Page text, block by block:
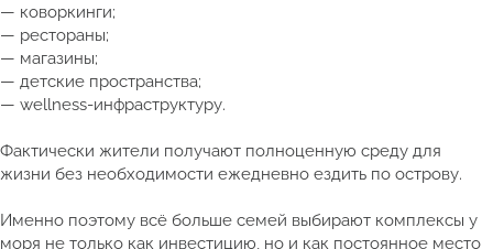
— коворкинги;
— рестораны;
— магазины;
— детские пространства;
— wellness-инфраструктуру.
Фактически жители получают полноценную среду для
жизни без необходимости ежедневно ездить по острову.
Именно поэтому всё больше семей выбирают комплексы у
моря не только как инвестицию, но и как постоянное место